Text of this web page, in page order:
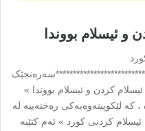
و ئیسلام بووندا
کردن و ئیسلام بووندا »
که‌ لێکوپینه‌وه‌یه‌کی ره‌خنه‌ییه‌ له‌
کردنی کورد » ئه‌م کتێبه‌